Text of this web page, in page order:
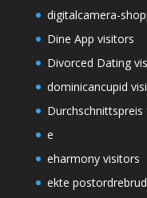
digitalcamera-
Dine App visitors
Divorced Dating
dominicancupid
Durchschnittspreis
e
eharmony visitors
ekte postordrebrud